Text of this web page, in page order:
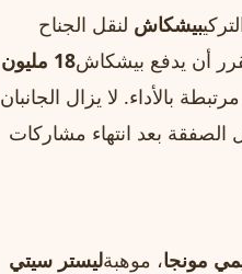
بيشكاش لنقل الجناح
أن يدفع بيشكاش
18 مليون
بالأداء. لا يزال الجانبان
بعد انتهاء مشاركات
مونجا، موهبةليستر سيتي